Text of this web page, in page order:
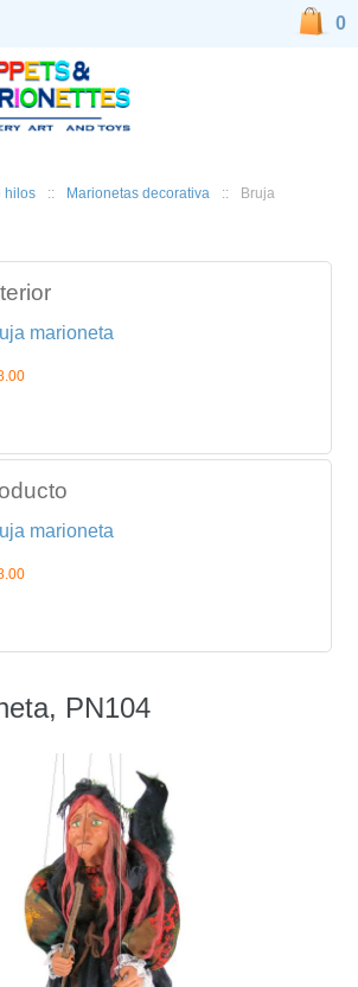
hilos :: Marionetas decorativa ::
Bruja
marioneta
marioneta
PN104
0